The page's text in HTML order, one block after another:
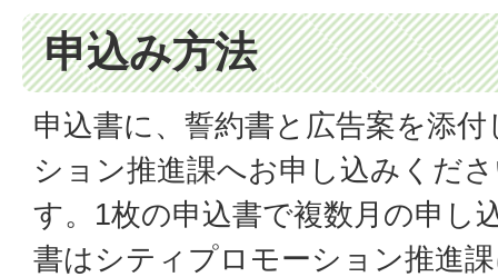
申込み方法
申込書に、誓約書と広告案を添
ション推進課へお申し込みくだ
す。1枚の申込書で複数月の申し
書はシティプロモーション推進